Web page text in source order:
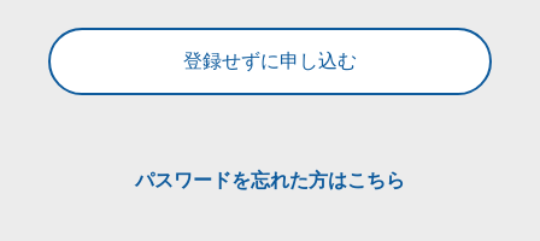
登録せずに申し込む
パスワードを忘れた方はこちら